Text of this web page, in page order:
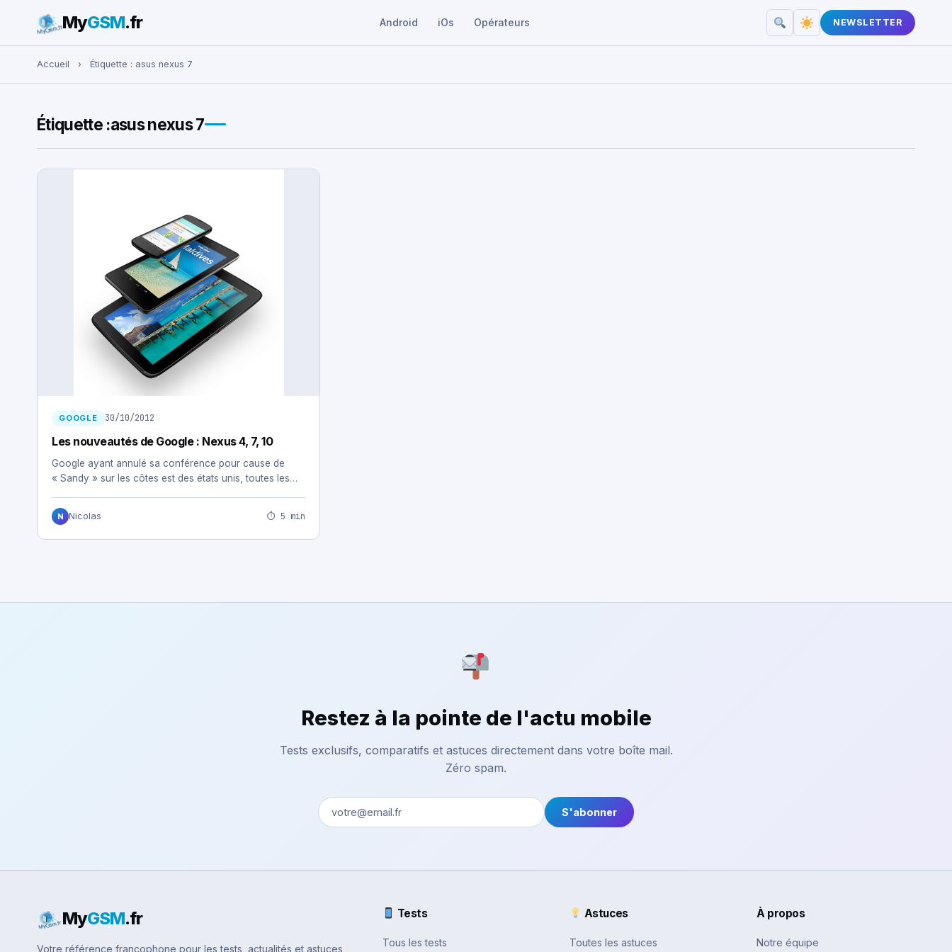
Rechercher :
MyGSM.fr Android iOs Opérateurs NEWSLETTER
Accueil › Étiquette : asus nexus 7
Étiquette :asus nexus 7
GOOGLE 30/10/2012
Les nouveautés de Google : Nexus 4, 7, 10
Google ayant annulé sa conférence pour cause de
« Sandy » sur les côtes est des états unis, toutes les…
N Nicolas ⏱ 5 min
Restez à la pointe de l'actu mobile
Tests exclusifs, comparatifs et astuces directement dans votre boîte mail.
Zéro spam.
S'abonner
MyGSM.fr
Votre référence francophone pour les tests, actualités et astuces
Tests
Tous les tests
Astuces
Toutes les astuces
À propos
Notre équipe